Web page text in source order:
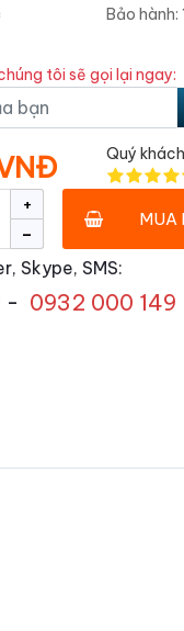
Bảo hành:
tôi sẽ gọi lại ngay:
Quý
-
+
MUA
Skype, SMS:
- 0932 000 149